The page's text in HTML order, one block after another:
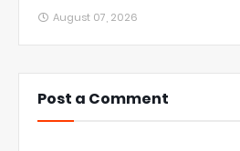
August 07, 2026
Post a Comment